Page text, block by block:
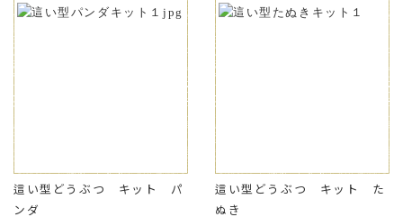
這い型どうぶつ キット パ
ンダ
這い型どうぶつ キット た
ぬき